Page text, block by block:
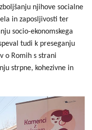
njihove socialne
in zaposljivosti ter
socio-ekonomskega
tudi k preseganju
o Romih s strani
strpne, kohezivne in